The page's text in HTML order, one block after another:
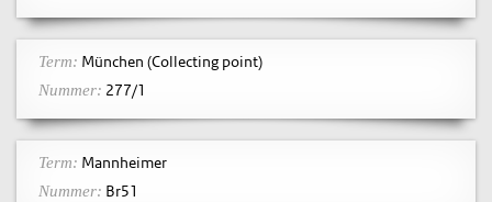
Term: München (Collecting point)
Nummer: 277/1
Term: Mannheimer
Nummer: Br51